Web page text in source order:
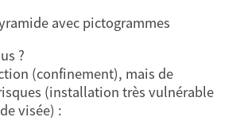
avec pictogrammes
?
(confinement), mais de
(installation très vulnérable
visée) :